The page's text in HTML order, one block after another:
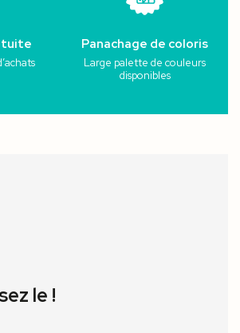
Panachage de coloris
Large palette de couleurs
disponibles
le !